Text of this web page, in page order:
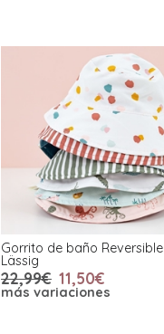
Gorrito de baño Reversible
Lässig
22,99€ 11,50€
más variaciones